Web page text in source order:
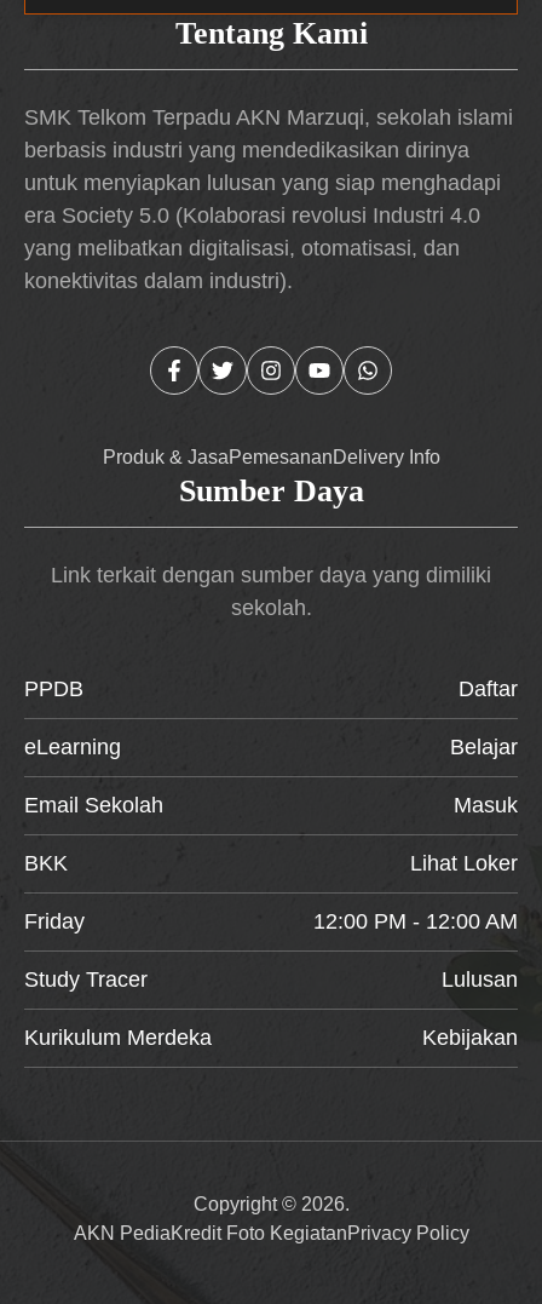
Tentang Kami
SMK Telkom Terpadu AKN Marzuqi, sekolah islami
berbasis industri yang mendedikasikan dirinya
untuk menyiapkan lulusan yang siap menghadapi
era Society 5.0 (Kolaborasi revolusi Industri 4.0
yang melibatkan digitalisasi, otomatisasi, dan
konektivitas dalam industri).
Produk & JasaPemesananDelivery Info
Sumber Daya
Link terkait dengan sumber daya yang dimiliki
sekolah.
PPDB Daftar
eLearning Belajar
Email Sekolah Masuk
BKK Lihat Loker
Friday 12:00 PM - 12:00 AM
Study Tracer Lulusan
Kurikulum Merdeka Kebijakan
Copyright © 2026.
AKN PediaKredit Foto KegiatanPrivacy Policy